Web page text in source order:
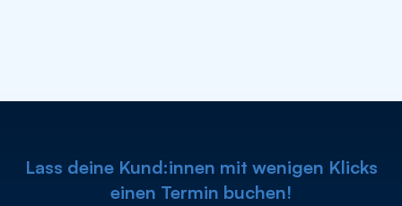
Lass deine Kund:innen mit wenigen Klicks
einen Termin buchen!